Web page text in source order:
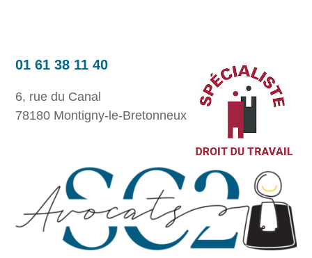
01 61 38 11 40
6, rue du Canal
78180 Montigny-le-Bretonneux